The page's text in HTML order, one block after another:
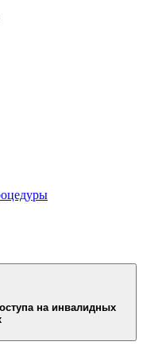
на инвалидных